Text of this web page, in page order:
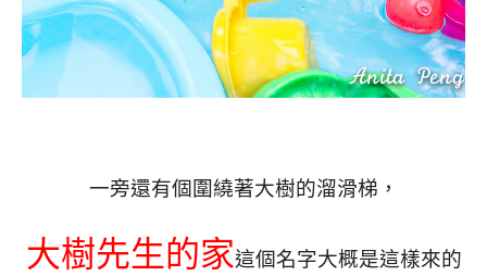
一旁還有個圍繞著大樹的溜滑梯，
大樹先生的家這個名字大概是這樣來的